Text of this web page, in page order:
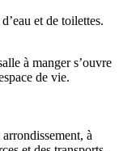
et de toilettes.
à manger s’ouvre
de vie.
à